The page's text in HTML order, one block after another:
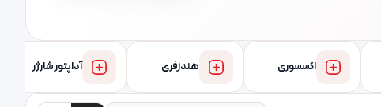
اکسسوری هندزفری آداپتور شارژر